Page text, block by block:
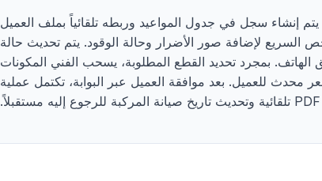
إنشاء سجل في جدول المواعيد وربطه تلقائياً بملف العميل
لإضافة صور الأضرار وحالة الوقود. يتم تحديث حالة
بمجرد تحديد القطع المطلوبة، يسحب الفني المكونات
محدث للعميل. بعد موافقة العميل عبر البوابة، تكتمل عملية